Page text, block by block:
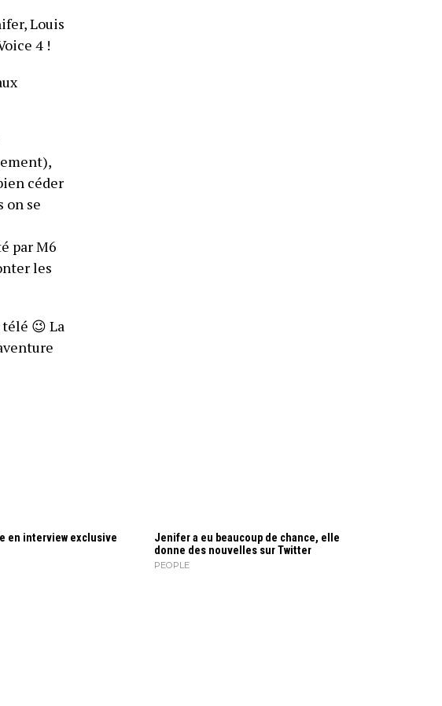
Louis
4 !
céder
on se
par M6
les
😉 La
en interview exclusive
Jenifer a eu beaucoup de chance, elle
donne des nouvelles sur Twitter
PEOPLE